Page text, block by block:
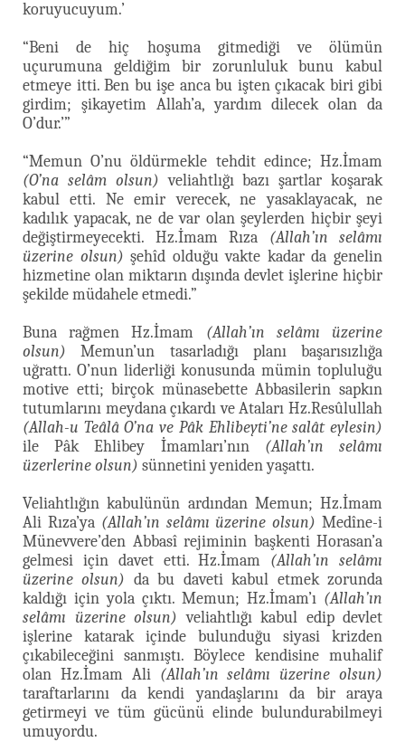
koruyucuyum.’
“Beni de hiç hoşuma gitmediği ve ölümün
uçurumuna geldiğim bir zorunluluk bunu kabul
etmeye itti. Ben bu işe anca bu işten çıkacak biri gibi
girdim; şikayetim Allah’a, yardım dilecek olan da
O’dur.’”
“Memun O’nu öldürmekle tehdit edince; Hz.İmam
(O’na selâm olsun) veliahtlığı bazı şartlar koşarak
kabul etti. Ne emir verecek, ne yasaklayacak, ne
kadılık yapacak, ne de var olan şeylerden hiçbir şeyi
değiştirmeyecekti. Hz.İmam Rıza (Allah’ın selâmı
üzerine olsun) şehîd olduğu vakte kadar da genelin
hizmetine olan miktarın dışında devlet işlerine hiçbir
şekilde müdahele etmedi.”
Buna rağmen Hz.İmam (Allah’ın selâmı üzerine
olsun) Memun’un tasarladığı planı başarısızlığa
uğrattı. O’nun liderliği konusunda mümin topluluğu
motive etti; birçok münasebette Abbasilerin sapkın
tutumlarını meydana çıkardı ve Ataları Hz.Resûlullah
(Allah-u Teâlâ O’na ve Pâk Ehlibeyti’ne salât eylesin)
ile Pâk Ehlibey İmamları’nın (Allah’ın selâmı
üzerlerine olsun) sünnetini yeniden yaşattı.
Veliahtlığın kabulünün ardından Memun; Hz.İmam
Ali Rıza’ya (Allah’ın selâmı üzerine olsun) Medîne-i
Münevvere’den Abbasî rejiminin başkenti Horasan’a
gelmesi için davet etti. Hz.İmam (Allah’ın selâmı
üzerine olsun) da bu daveti kabul etmek zorunda
kaldığı için yola çıktı. Memun; Hz.İmam’ı (Allah’ın
selâmı üzerine olsun) veliahtlığı kabul edip devlet
işlerine katarak içinde bulunduğu siyasi krizden
çıkabileceğini sanmıştı. Böylece kendisine muhalif
olan Hz.İmam Ali (Allah’ın selâmı üzerine olsun)
taraftarlarını da kendi yandaşlarını da bir araya
getirmeyi ve tüm gücünü elinde bulundurabilmeyi
umuyordu.